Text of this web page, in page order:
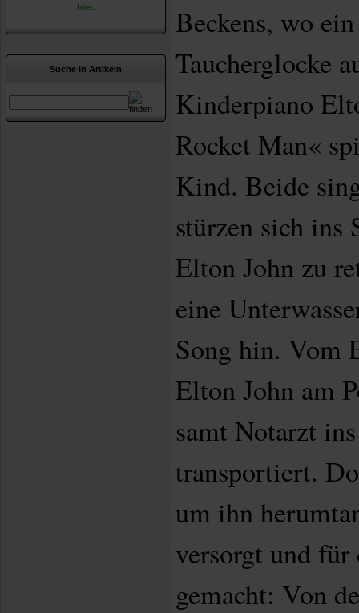
hier.
Suche in Artikeln
Beckens, wo
Taucherglocke
Kinderpiano
Rocket Man«
Kind. Beide
stürzen sich ins
Elton John zu
eine
Song hin. Vom
Elton John am
samt Notarzt
transportiert.
um ihn
versorgt und
gemacht: Von